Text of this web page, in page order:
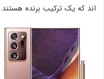
اند که یک ترکیب برنده هستند.